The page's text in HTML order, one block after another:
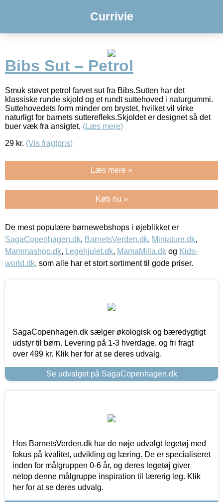
Currivie
Bibs Sut – Petrol
Smuk støvet petrol farvet sut fra Bibs.Sutten har det
klassiske runde skjold og et rundt suttehoved i naturgummi.
Suttehovedets form minder om brystet, hvilket vil virke
naturligt for barnets sutterefleks.Skjoldet er designet så det
buer væk fra ansigtet, (Læs mere)
29 kr. (Vis fragtpris)
Læs mere »
Køb nu »
De mest populære børnewebshops i øjeblikket er
SagaCopenhagen.dk, BarnetsVerden.dk, Miniature.dk,
Mammashop.dk, Legehjulet.dk, MamaMilla.dk og Kids-
world.dk, som alle har et stort sortiment til gode priser.
SagaCopenhagen.dk sælger økologisk og bæredygtigt
udstyr til børn. Levering på 1-3 hverdage, og fri fragt
over 499 kr. Klik her for at se deres udvalg.
Se udvalget på SagaCopenhagen.dk
Hos BarnetsVerden.dk har de nøje udvalgt legetøj med
fokus på kvalitet, udvikling og læring. De er specialiseret
inden for målgruppen 0-6 år, og deres legetøj giver
netop denne målgruppe inspiration til lærerig leg. Klik
her for at se deres udvalg.